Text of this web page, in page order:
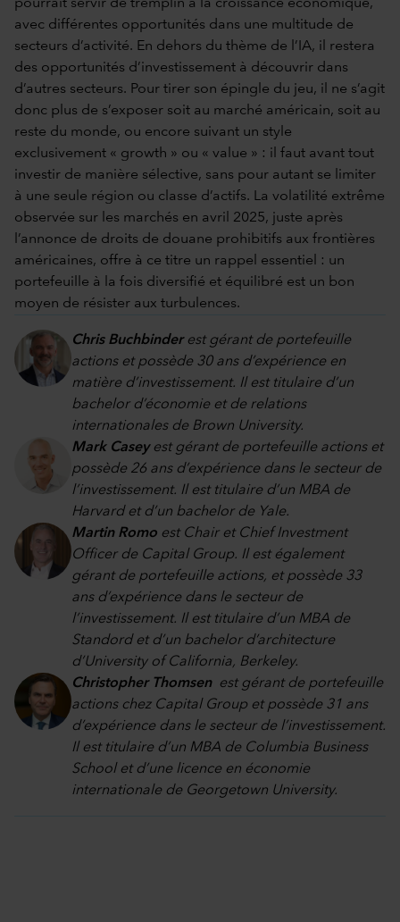
pourrait servir de tremplin à la croissance économique,
avec différentes opportunités dans une multitude de
secteurs d’activité. En dehors du thème de l’IA, il restera
des opportunités d’investissement à découvrir dans
d’autres secteurs. Pour tirer son épingle du jeu, il ne s’agit
donc plus de s’exposer soit au marché américain, soit au
reste du monde, ou encore suivant un style
exclusivement « growth » ou « value » : il faut avant tout
investir de manière sélective, sans pour autant se limiter
à une seule région ou classe d’actifs. La volatilité extrême
observée sur les marchés en avril 2025, juste après
l’annonce de droits de douane prohibitifs aux frontières
américaines, offre à ce titre un rappel essentiel : un
portefeuille à la fois diversifié et équilibré est un bon
moyen de résister aux turbulences.
Chris Buchbinderest gérant de portefeuille
actions et possède 30 ans d’expérience en
matière d’investissement. Il est titulaire d’un
bachelor d’économie et de relations
internationales de Brown University.
Mark Caseyest gérant de portefeuille actions et
possède 26 ans d’expérience dans le secteur de
l’investissement. Il est titulaire d’un MBA de
Harvard et d’un bachelor de Yale.
Martin Romo est Chair et Chief Investment
Officer de Capital Group. Il est également
gérant de portefeuille actions, et possède 33
ans d’expérience dans le secteur de
l’investissement. Il est titulaire d’un MBA de
Standord et d’un bachelor d’architecture
d’University of California, Berkeley.
Christopher Thomsenest gérant de portefeuille
actions chez Capital Group et possède 31 ans
d’expérience dans le secteur de l’investissement.
Il est titulaire d’un MBA de Columbia Business
School et d’une licence en économie
internationale de Georgetown University.